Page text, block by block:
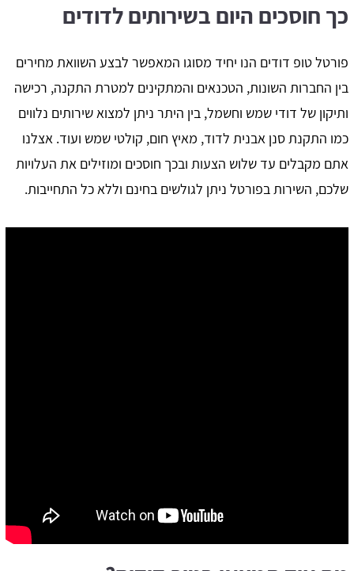
כך חוסכים היום בשירותים לדודים
פורטל טופ דודים הנו יחיד מסוגו המאפשר לבצע השוואת מחירים
בין החברות השונות, הטכנאים והמתקינים למטרת התקנה, רכישה
ותיקון של דודי שמש וחשמל, בין היתר ניתן למצוא שירותים נלווים
כמו התקנת סנן אבנית לדוד, מאיץ חום, קולטי שמש ועוד. אצלנו
אתם מקבלים עד שלוש הצעות ובכך חוסכים ומוזילים את העלויות
שלכם, השירות בפורטל ניתן לגולשים בחינם וללא כל התחייבות.